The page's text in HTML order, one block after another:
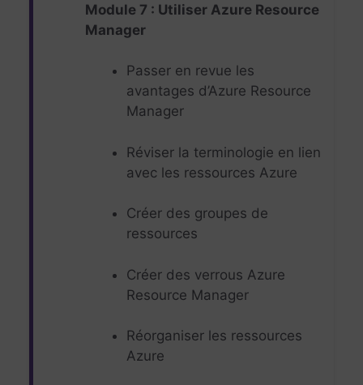
Module 7 : Utiliser Azure Resource
Manager
Passer en revue les
avantages d’Azure Resource
Manager
Réviser la terminologie en lien
avec les ressources Azure
Créer des groupes de
ressources
Créer des verrous Azure
Resource Manager
Réorganiser les ressources
Azure